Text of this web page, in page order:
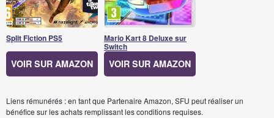
Split Fiction PS5
VOIR SUR AMAZON
Mario Kart 8 Deluxe sur
Switch
VOIR SUR AMAZON
Liens rémunérés : en tant que Partenaire Amazon, SFU peut réaliser un
bénéfice sur les achats remplissant les conditions requises.